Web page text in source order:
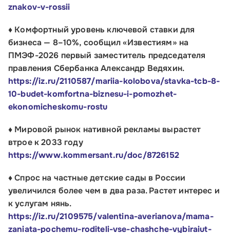
Инфраструктуре поддержки
О Корпорации
Блог
Контакты
Телефон:
Время работы:
по будням с 10:00 до 19:00
Почтовый адрес:
znakov-v-rossii
♦ Комфортный уровень ключевой ставки для
бизнеса — 8–10%, сообщил «Известиям» на
ПМЭФ-2026 первый заместитель председателя
правления Сбербанка Александр Ведяхин.
https://iz.ru/2110587/mariia-kolobova/stavka-tcb-8-
10-budet-komfortna-biznesu-i-pomozhet-
ekonomicheskomu-rostu
♦ Мировой рынок нативной рекламы вырастет
втрое к 2033 году
https://www.kommersant.ru/doc/8726152
♦ Спрос на частные детские сады в России
увеличился более чем в два раза. Растет интерес и
к услугам нянь.
https://iz.ru/2109575/valentina-averianova/mama-
zaniata-pochemu-roditeli-vse-chashche-vybiraiut-